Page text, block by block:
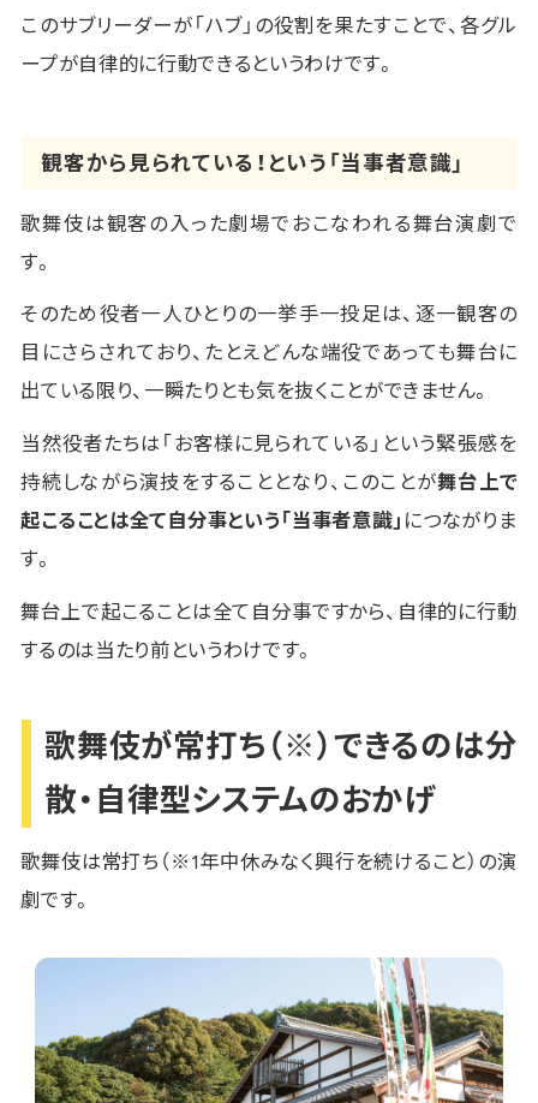
このサブリーダーが「ハブ」の役割を果たすことで、各グル
ープが自律的に行動できるというわけです。
観客から見られている！という「当事者意識」
歌舞伎は観客の入った劇場でおこなわれる舞台演劇で
す。
そのため役者一人ひとりの一挙手一投足は、逐一観客の
目にさらされており、たとえどんな端役であっても舞台に
出ている限り、一瞬たりとも気を抜くことができません。
当然役者たちは「お客様に見られている」という緊張感を
持続しながら演技をすることとなり、このことが舞台上で
起こることは全て自分事という「当事者意識」 につながりま
す。
舞台上で起こることは全て自分事ですから、自律的に行動
するのは当たり前というわけです。
歌舞伎が常打ち（※）できるのは分
散・自律型システムのおかげ
歌舞伎は常打ち（※1年中休みなく興行を続けること）の演
劇です。